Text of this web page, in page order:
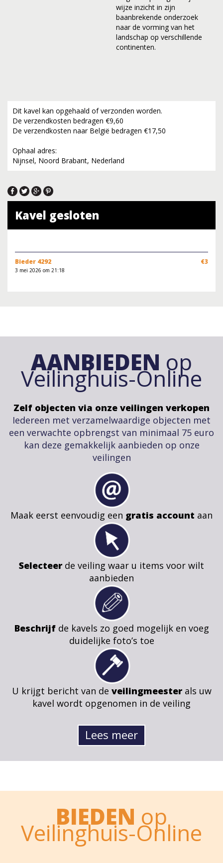
wijze inzicht in zijn
baanbrekende onderzoek
naar de vorming van het
landschap op verschillende
continenten.
Dit kavel kan opgehaald of verzonden worden.
De verzendkosten bedragen €9,60
De verzendkosten naar België bedragen €17,50
Ophaal adres:
Nijnsel, Noord Brabant, Nederland
Kavel gesloten
Bieder 4292 €3
3 mei 2026 om 21:18
AANBIEDEN op
Veilinghuis-Online
Zelf objecten via onze veilingen verkopen
Iedereen met verzamelwaardige objecten met
een verwachte opbrengst van minimaal 75 euro
kan deze gemakkelijk aanbieden op onze
veilingen
Maak eerst eenvoudig een gratis account aan
Selecteer de veiling waar u items voor wilt
aanbieden
Beschrijfde kavels zo goed mogelijk en voeg
duidelijke foto’s toe
U krijgt bericht van de veilingmeesterals uw
kavel wordt opgenomen in de veiling
Lees meer
BIEDEN op
Veilinghuis-Online